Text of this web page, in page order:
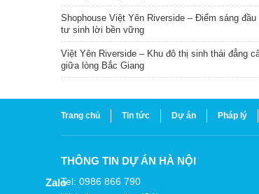
Shophouse Việt Yên Riverside – Điểm sáng đầu
tư sinh lời bền vững
Việt Yên Riverside – Khu đô thị sinh thái đẳng
giữa lòng Bắc Giang
Trang chủ Tin tức Dự án Pháp lý
THÔNG TIN DỰ ÁN HÀ NỘI
Tel: 0986 866 790
Zalo